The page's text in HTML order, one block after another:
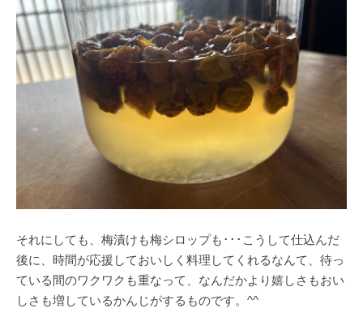
それにしても、梅漬けも梅シロップも･･･こうして仕込んだ
後に、時間が応援しておいしく料理してくれるなんて、待っ
ている間のワクワクも重なって、なんだかより嬉しさもおい
しさも増しているかんじがするものです。^^